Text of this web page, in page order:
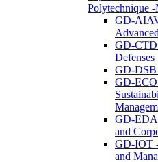
Polytechnique
GD-
GD-CTD
Defenses
GD-DSB
GD-
GD-
and
GD-IOT
and